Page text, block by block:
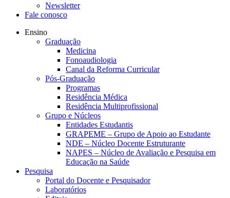
Newsletter
Fale conosco
Ensino
Graduação
Medicina
Fonoaudiologia
Canal da Reforma Curricular
Pós-Graduação
Programas
Residência Médica
Residência Multiprofissional
Grupo e Núcleos
Entidades Estudantis
GRAPEME – Grupo de Apoio ao Estudante
NDE – Núcleo Docente Estruturante
NAPES – Núcleo de Avaliação e Pesquisa em
Educação na Saúde
Pesquisa
Portal do Docente e Pesquisador
Laboratórios